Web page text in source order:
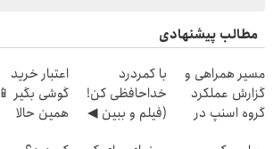
مطالب پیشنهادی
مسیر همراهی و
گزارش عملکرد
گروه اسنپ در
با کمردرد
خداحافظی کن!
(فیلم و ببین ◀
اعتبار خرید
گوشی بگیر 📱
همین حالا